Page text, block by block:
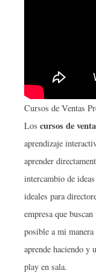
Cursos de Ventas
Los cursos de
aprendizaje
aprender
intercambio de
ideales para
empresa que
posible a mi
aprende haciendo y
play en sala.